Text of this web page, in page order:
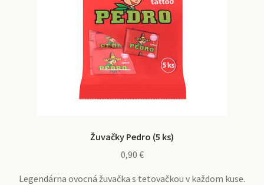
Žuvačky Pedro (5 ks)
0,90 €
Legendárna ovocná žuvačka s tetovačkou v každom kuse.